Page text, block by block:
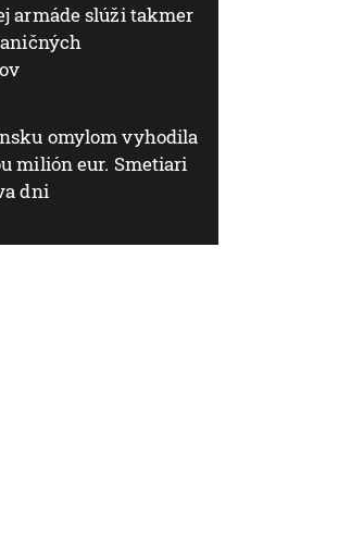
armáde slúži takmer
omylom vyhodila
milión eur. Smetiari
dni